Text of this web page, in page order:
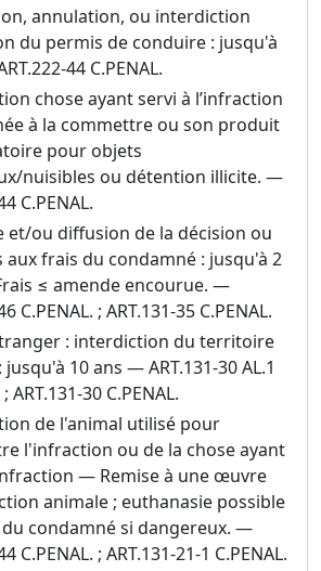
annulation, ou interdiction
du permis de conduire : jusqu'à
44 C.PENAL.
chose ayant servi à l’infraction
à la commettre ou son produit
pour objets
nuisibles ou détention illicite. —
C.PENAL.
et/ou diffusion de la décision ou
aux frais du condamné : jusqu'à 2
≤ amende encourue. —
C.PENAL. ; ART.131-35 C.PENAL.
: interdiction du territoire
10 ans — ART.131-30 AL.1
; ART.131-30 C.PENAL.
de l'animal utilisé pour
l'infraction ou de la chose ayant
— Remise à une œuvre
animale ; euthanasie possible
condamné si dangereux. —
C.PENAL. ; ART.131-21-1 C.PENAL.